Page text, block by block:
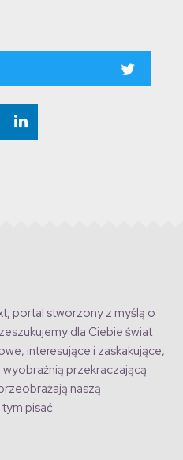
portal stworzony z myślą o
dla Ciebie świat
interesujące i zaskakujące,
przekraczającą
naszą
pisać.